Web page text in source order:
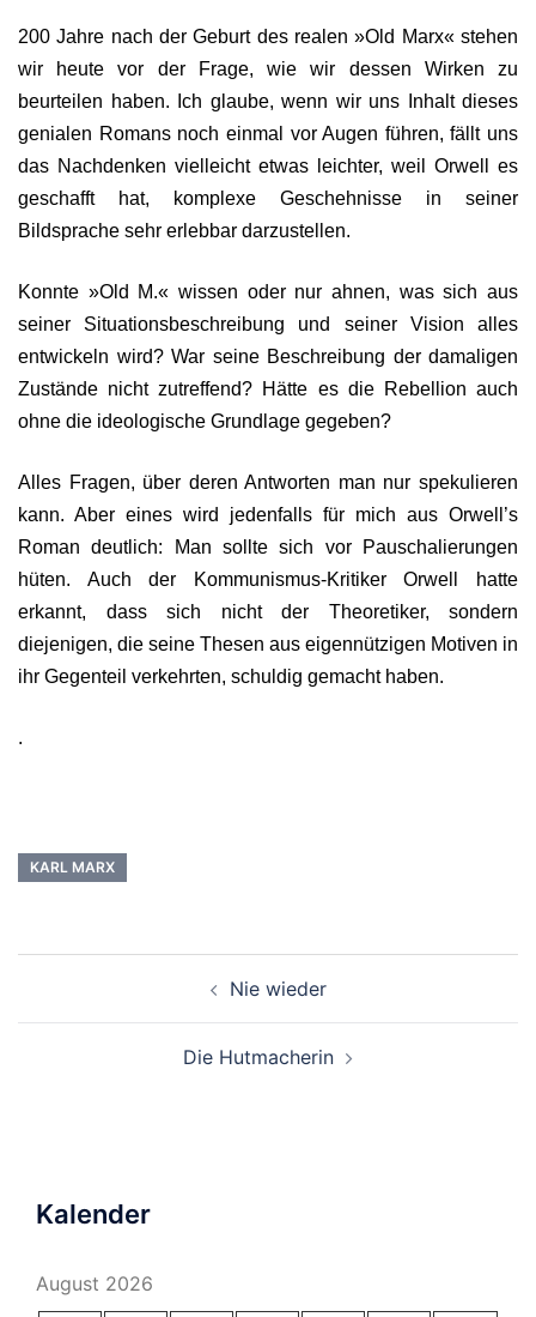
200 Jahre nach der Geburt des realen »Old Marx« stehen
wir heute vor der Frage, wie wir dessen Wirken zu
beurteilen haben. Ich glaube, wenn wir uns Inhalt dieses
genialen Romans noch einmal vor Augen führen, fällt uns
das Nachdenken vielleicht etwas leichter, weil Orwell es
geschafft hat, komplexe Geschehnisse in seiner
Bildsprache sehr erlebbar darzustellen.
Konnte »Old M.« wissen oder nur ahnen, was sich aus
seiner Situationsbeschreibung und seiner Vision alles
entwickeln wird? War seine Beschreibung der damaligen
Zustände nicht zutreffend? Hätte es die Rebellion auch
ohne die ideologische Grundlage gegeben?
Alles Fragen, über deren Antworten man nur spekulieren
kann. Aber eines wird jedenfalls für mich aus Orwell’s
Roman deutlich: Man sollte sich vor Pauschalierungen
hüten. Auch der Kommunismus-Kritiker Orwell hatte
erkannt, dass sich nicht der Theoretiker, sondern
diejenigen, die seine Thesen aus eigennützigen Motiven in
ihr Gegenteil verkehrten, schuldig gemacht haben.
.
KARL MARX
Nie wieder
Die Hutmacherin
Kalender
August 2026